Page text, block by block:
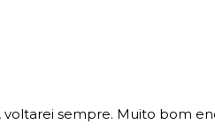
sempre. Muito bom